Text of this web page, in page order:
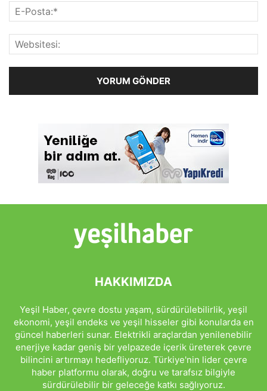
HAKKIMIZDA
Yeşil Haber, çevre dostu yaşam, sürdürülebilirlik, yeşil
ekonomi, yeşil endeks ve yeşil hisseler gibi konularda en
güncel haberleri sunar. Elektrikli araçlardan yenilenebilir
enerjiye kadar geniş bir yelpazede içerik üreterek çevre
bilincini artırmayı hedefliyoruz. Türkiye'nin lider çevre
haber platformu olarak, doğru ve tarafsız bilgiyle
sürdürülebilir bir geleceğe katkı sağlıyoruz.